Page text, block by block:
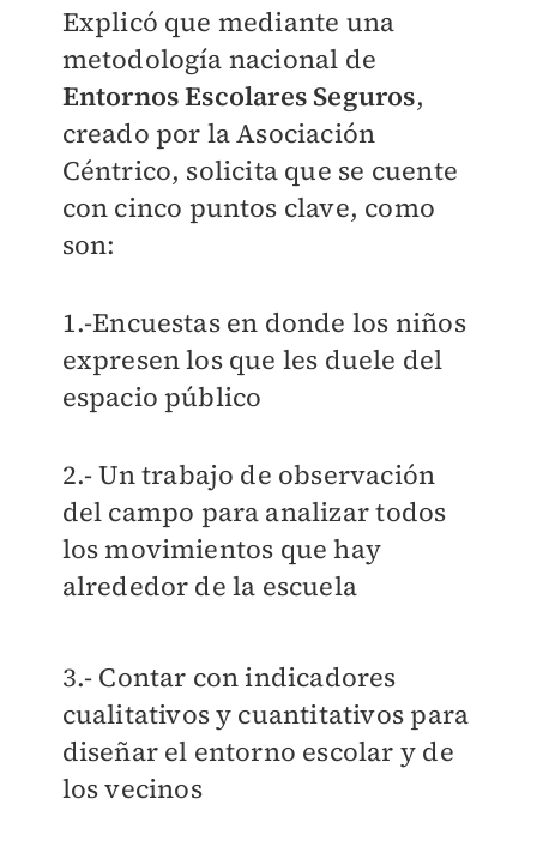
Explicó que mediante una
metodología nacional de
Entornos Escolares Seguros,
creado por la Asociación
Céntrico, solicita que se cuente
con cinco puntos clave, como
son:
1.-Encuestas en donde los niños
expresen los que les duele del
espacio público
2.- Un trabajo de observación
del campo para analizar todos
los movimientos que hay
alrededor de la escuela
3.- Contar con indicadores
cualitativos y cuantitativos para
diseñar el entorno escolar y de
los vecinos